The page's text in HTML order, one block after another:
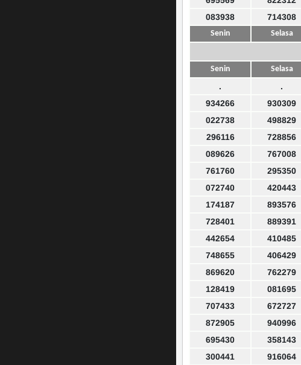
083938
714308
Senin Selasa
Senin Selasa
. .
934266
930309
022738
498829
296116
728856
089626
767008
761760
295350
072740
420443
174187
893576
728401
889391
442654
410485
748655
406429
869620
762279
128419
081695
707433
672727
872905
940996
695430
358143
300441
916064